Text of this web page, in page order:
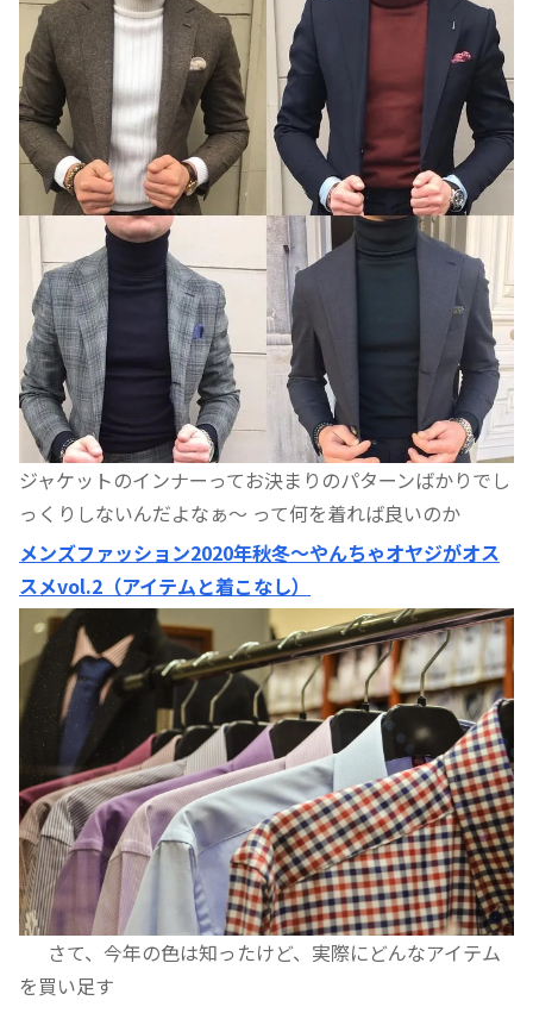
ジャケットのインナーってお決まりのパターンばかりでし
っくりしないんだよなぁ〜 って何を着れば良いのか
メンズファッション2020年秋冬〜やんちゃオヤジがオス
スメvol.2（アイテムと着こなし）
さて、今年の色は知ったけど、実際にどんなアイテム
を買い足す